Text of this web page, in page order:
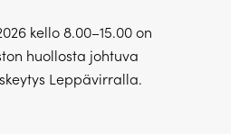
kello 8.00–15.00 on
huollosta johtuva
Leppävirralla.